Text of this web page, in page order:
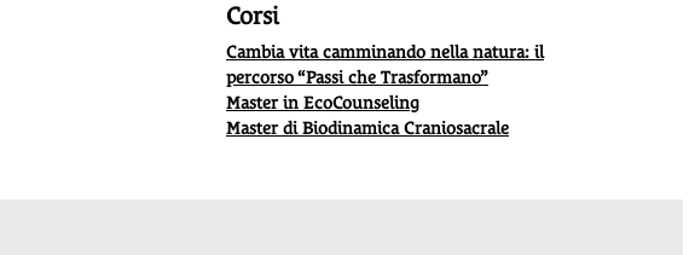
Corsi
Cambia vita camminando nella natura: il
percorso “Passi che Trasformano”
Master in EcoCounseling
Master di Biodinamica Craniosacrale